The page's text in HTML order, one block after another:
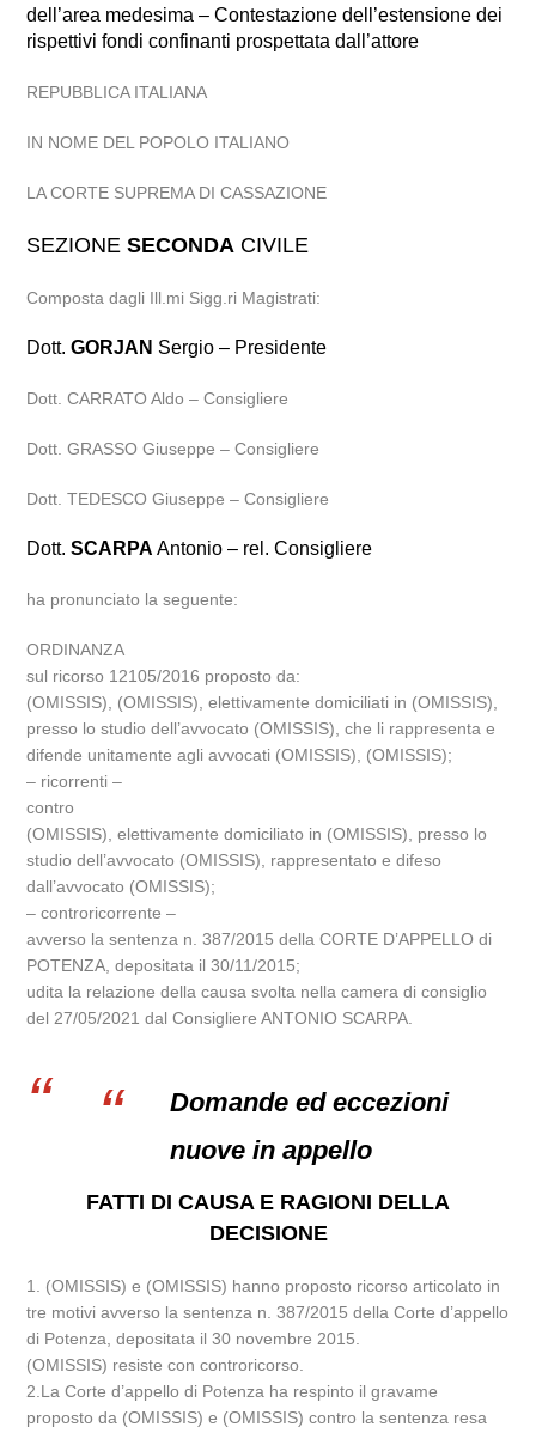
dell’area medesima – Contestazione dell’estensione dei
rispettivi fondi confinanti prospettata dall’attore
REPUBBLICA ITALIANA
IN NOME DEL POPOLO ITALIANO
LA CORTE SUPREMA DI CASSAZIONE
SEZIONESECONDA CIVILE
Composta dagli Ill.mi Sigg.ri Magistrati:
Dott.GORJAN Sergio – Presidente
Dott. CARRATO Aldo – Consigliere
Dott. GRASSO Giuseppe – Consigliere
Dott. TEDESCO Giuseppe – Consigliere
Dott.SCARPA Antonio – rel. Consigliere
ha pronunciato la seguente:
ORDINANZA
sul ricorso 12105/2016 proposto da:
(OMISSIS), (OMISSIS), elettivamente domiciliati in (OMISSIS),
presso lo studio dell’avvocato (OMISSIS), che li rappresenta e
difende unitamente agli avvocati (OMISSIS), (OMISSIS);
– ricorrenti –
contro
(OMISSIS), elettivamente domiciliato in (OMISSIS), presso lo
studio dell’avvocato (OMISSIS), rappresentato e difeso
dall’avvocato (OMISSIS);
– controricorrente –
avverso la sentenza n. 387/2015 della CORTE D’APPELLO di
POTENZA, depositata il 30/11/2015;
udita la relazione della causa svolta nella camera di consiglio
del 27/05/2021 dal Consigliere ANTONIO SCARPA.
Domande ed eccezioni
nuove in appello
FATTI DI CAUSA E RAGIONI DELLA
DECISIONE
1. (OMISSIS) e (OMISSIS) hanno proposto ricorso articolato in
tre motivi avverso la sentenza n. 387/2015 della Corte d’appello
di Potenza, depositata il 30 novembre 2015.
(OMISSIS) resiste con controricorso.
2.La Corte d’appello di Potenza ha respinto il gravame
proposto da (OMISSIS) e (OMISSIS) contro la sentenza resa